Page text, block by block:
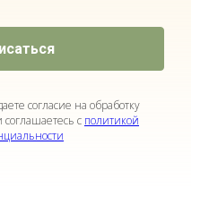
согласие на обработку
с политикой